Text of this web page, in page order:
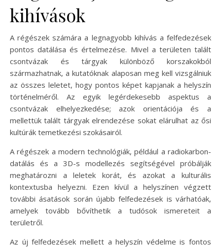
kihívások
A régészek számára a legnagyobb kihívás a felfedezések
pontos datálása és értelmezése. Mivel a területen talált
csontvázak és tárgyak különböző korszakokból
származhatnak, a kutatóknak alaposan meg kell vizsgálniuk
az összes leletet, hogy pontos képet kapjanak a helyszín
történelméről. Az egyik legérdekesebb aspektus a
csontvázak elhelyezkedése; azok orientációja és a
mellettük talált tárgyak elrendezése sokat elárulhat az ősi
kultúrák temetkezési szokásairól.
A régészek a modern technológiák, például a radiokarbon-
datálás és a 3D-s modellezés segítségével próbálják
meghatározni a leletek korát, és azokat a kulturális
kontextusba helyezni. Ezen kívül a helyszínen végzett
további ásatások során újabb felfedezések is várhatóak,
amelyek tovább bővíthetik a tudósok ismereteit a
területről.
Az új felfedezések mellett a helyszín védelme is fontos